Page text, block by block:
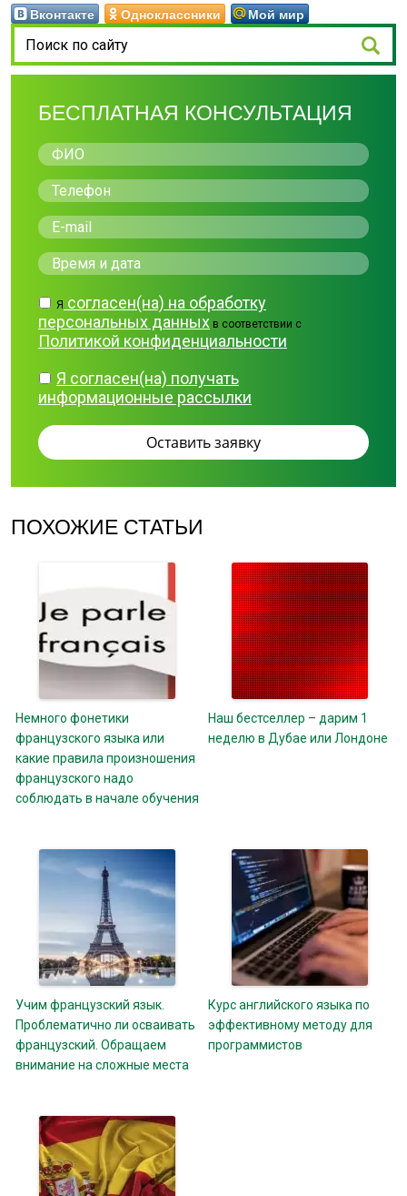
Вконтакте Одноклассники Мой мир
БЕСПЛАТНАЯ КОНСУЛЬТАЦИЯ
Я согласен(на) на обработку
персональных данных в соответствии с
Политикой конфиденциальности
Я согласен(на) получать
информационные рассылки
ПОХОЖИЕ СТАТЬИ
Немного фонетики
французского языка или
какие правила произношения
французского надо
соблюдать в начале обучения
Наш бестселлер – дарим 1
неделю в Дубае или Лондоне
Учим французский язык.
Проблематично ли осваивать
французский. Обращаем
внимание на сложные места
Курс английского языка по
эффективному методу для
программистов